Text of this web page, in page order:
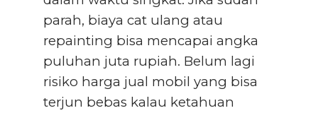
parah, biaya cat ulang atau
repainting bisa mencapai angka
puluhan juta rupiah. Belum lagi
risiko harga jual mobil yang bisa
terjun bebas kalau ketahuan